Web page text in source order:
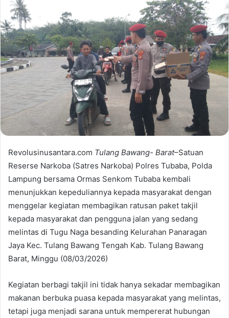
Revolusinusantara.com Tulang Bawang- Barat–Satuan
Reserse Narkoba (Satres Narkoba) Polres Tubaba, Polda
Lampung bersama Ormas Senkom Tubaba kembali
menunjukkan kepeduliannya kepada masyarakat dengan
menggelar kegiatan membagikan ratusan paket takjil
kepada masyarakat dan pengguna jalan yang sedang
melintas di Tugu Naga besanding Kelurahan Panaragan
Jaya Kec. Tulang Bawang Tengah Kab. Tulang Bawang
Barat, Minggu (08/03/2026)
Kegiatan berbagi takjil ini tidak hanya sekadar membagikan
makanan berbuka puasa kepada masyarakat yang melintas,
tetapi juga menjadi sarana untuk mempererat hubungan